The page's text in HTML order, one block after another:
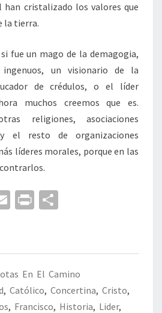
han cristalizado los valores que
la tierra.
fue un mago de la demagogia,
un visionario de la
de crédulos, o el líder
muchos creemos que es.
religiones, asociaciones
el resto de organizaciones
líderes morales, porque en las
E
l
Pr
p
ar
tir
En El Camino
, Católico, Concertina, Cristo,
, Francisco, Historia, Lider,